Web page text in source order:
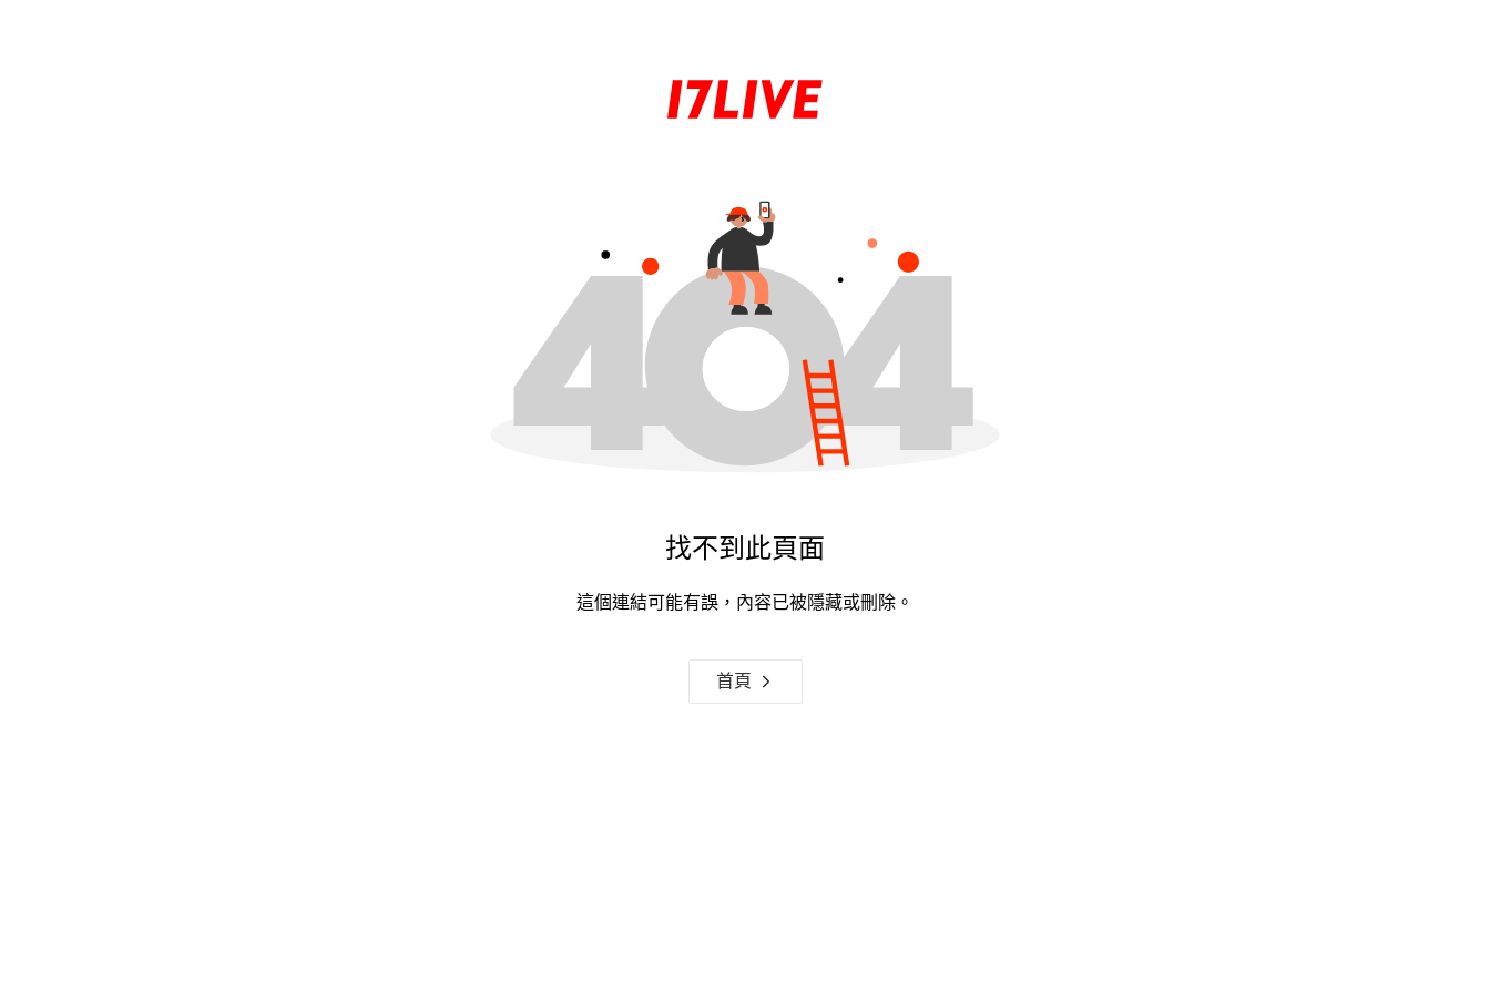
找不到此頁面
這個連結可能有誤，內容已被隱藏或刪除。
首頁